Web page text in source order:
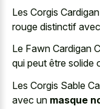
Les Corgis
rouge distinctif
Le Fawn Cardigan
qui peut être solide
Les Corgis Sable
avec un masque